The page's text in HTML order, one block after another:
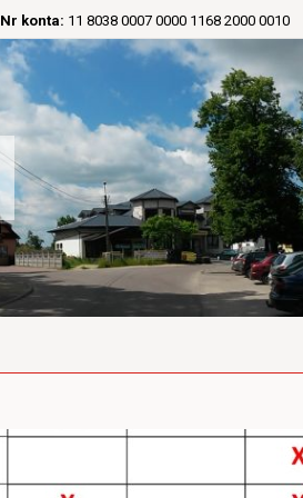
Nr konta: 11 8038 0007 0000 1168 2000 0010